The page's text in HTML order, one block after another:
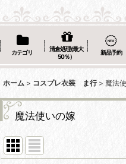
カテゴリ
清倉処理(最大
50％）
新品予約
ホーム > コスプレ衣装 ま行 > 魔法
魔法使いの嫁